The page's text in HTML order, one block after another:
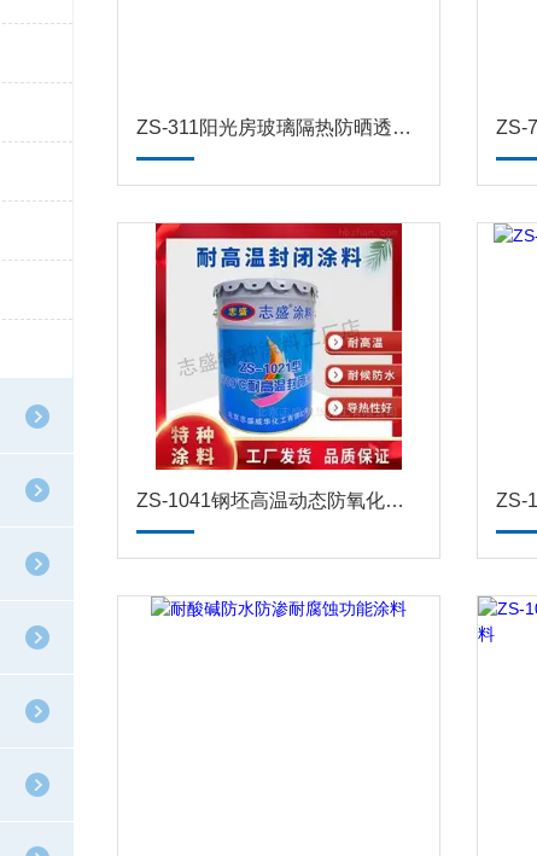
ZS-311阳光房玻璃隔热防晒透明涂料 节能涂料
ZS-1041钢坯高温动态防氧化封闭涂料 防腐涂料